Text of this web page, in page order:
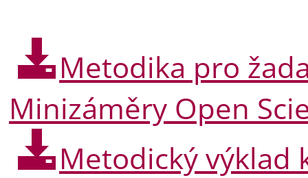
Metodika pro
Minizáměry Open
Metodický výklad